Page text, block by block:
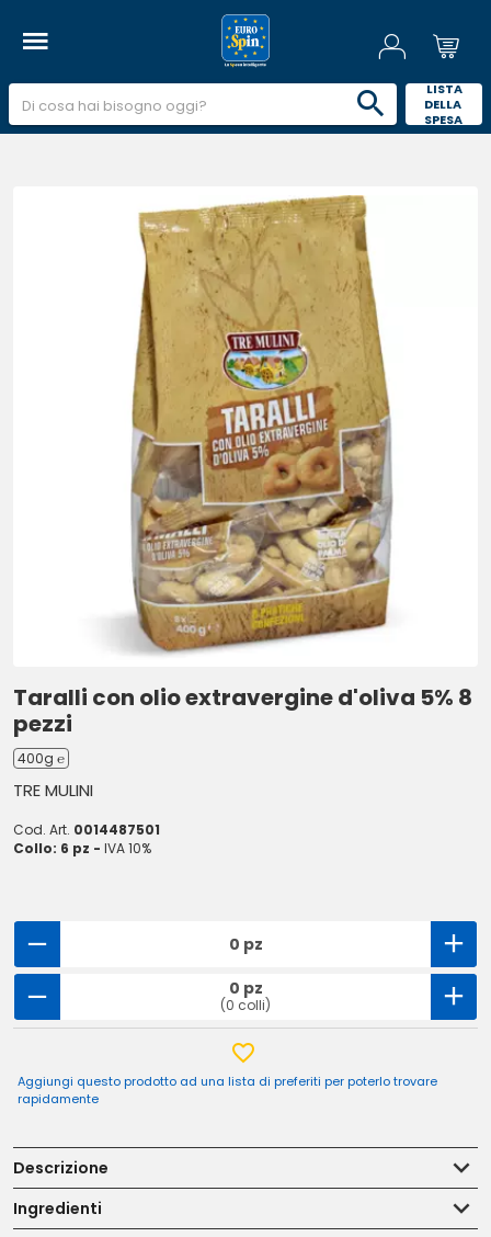
LISTA
DELLA
SPESA
Taralli con olio extravergine d'oliva 5% 8
pezzi
400g ℮
TRE MULINI
Cod. Art. 0014487501
Collo: 6 pz - IVA 10%
0 pz
0 pz
(0 colli)
Aggiungi questo prodotto ad una lista di preferiti per poterlo trovare
rapidamente
Descrizione
Ingredienti